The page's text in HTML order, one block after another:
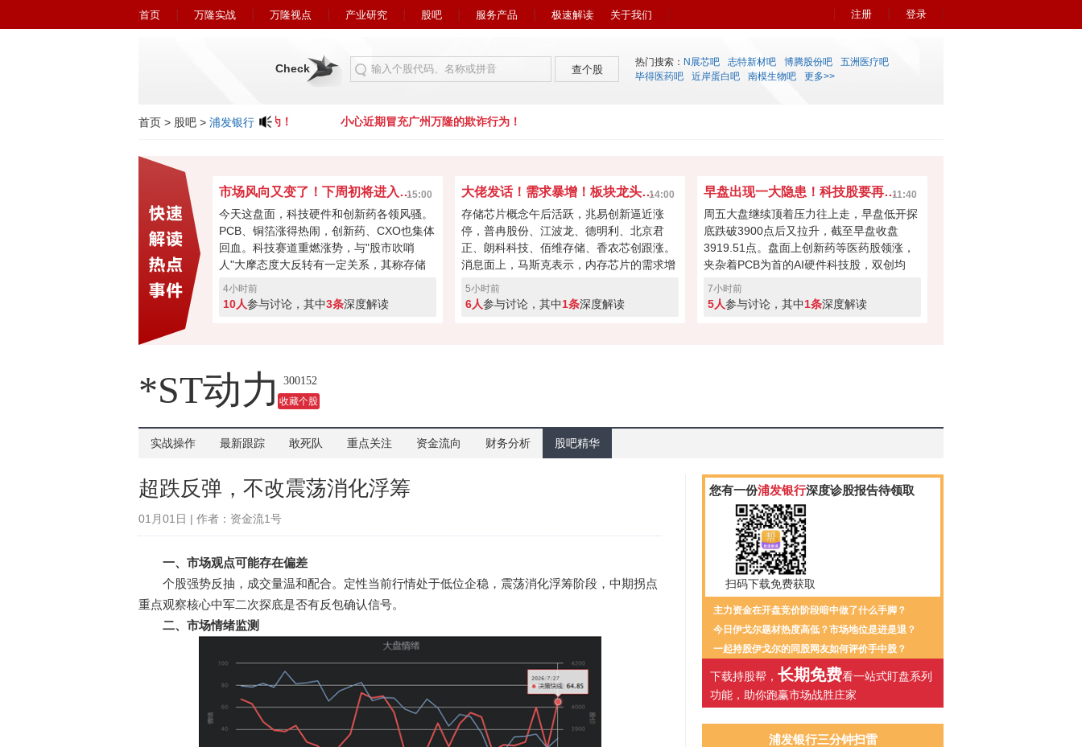
注册 登录
首页 万隆实战 万隆视点 产业研究 股吧 服务产品 极速解读 关于我们
Check 查个股
热门搜索： N展芯吧 志特新材吧 博腾股份吧
五洲医疗吧
毕得医药吧
近岸蛋白吧 南模生物吧 更多>>
首页 > 股吧 > 浦发银行
小心近期冒充广州万隆的欺诈行为！ 小心近期冒充广州万隆的欺诈行为！
市场风向又变了！下周初将进入关键窗口？15:00
今天这盘面，科技硬件和创新药各领风骚。
PCB、铜箔涨得热闹，创新药、CXO也集体
回血。科技赛道重燃涨势，与"股市吹哨
人"大摩态度大反转有一定关系，其称存储
最悲观过去，市场焦点要转向资本回馈，回
购、现金流或将成新催化。经过本周的连续
4小时前
10人参与讨论，其中3条深度解读
大佬发话！需求暴增！板块龙头冲击涨停？14:00
存储芯片概念午后活跃，兆易创新逼近涨
停，普冉股份、江波龙、德明利、北京君
正、朗科科技、佰维存储、香农芯创跟涨。
消息面上，马斯克表示，内存芯片的需求增
长速度远远超过了供应增速。马斯克对存储
芯片的需求状况具备很强的发言权，因为特
5小时前
6人参与讨论，其中1条深度解读
早盘出现一大隐患！科技股要再次吸干大盘？11:40
周五大盘继续顶着压力往上走，早盘低开探
底跌破3900点后又拉升，截至早盘收盘
3919.51点。盘面上创新药等医药股领涨，
夹杂着PCB为首的AI硬件科技股，双创均
涨。科技股本次反弹力度不小，但早盘成交
缩量700多亿，如此下去会不会无法撑起大
7小时前
5人参与讨论，其中1条深度解读
*ST动力 300152
收藏个股
实战操作 最新跟踪 敢死队 重点关注 资金流向 财务分析 股吧精华
超跌反弹，不改震荡消化浮筹
01月01日 | 作者：资金流1号
一、市场观点可能存在偏差
个股强势反抽，成交量温和配合。定性当前行情处于低位企稳，震荡消化浮筹阶段，中期拐点
重点观察核心中军二次探底是否有反包确认信号。
二、市场情绪监测
您有一份浦发银行深度诊股报告待领取
扫码下载免费获取
主力资金在开盘竞价阶段暗中做了什么手脚？
今日伊戈尔题材热度高低？市场地位是进是退？
一起持股伊戈尔的同股网友如何评价手中股？
下载持股帮， 长期免费看一站式盯盘系列
功能，助你跑赢市场战胜庄家
浦发银行三分钟扫雷